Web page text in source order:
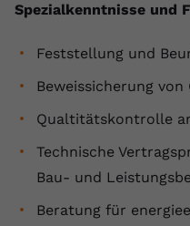
Spezialkenntnisse und
Feststellung und
Beweissicherung
Qualtitätskontrolle
Technische
Bau- und
Beratung für
registriert
Videos
gesehen
Anbieter
Laufzeit Session